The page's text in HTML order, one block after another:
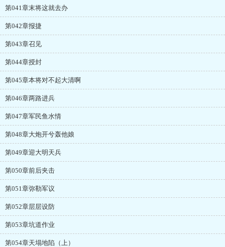
第041章末将这就去办
第042章报捷
第043章召见
第044章授封
第045章本将对不起大清啊
第046章两路进兵
第047章军民鱼水情
第048章大炮开兮轰他娘
第049章迎大明天兵
第050章前后夹击
第051章弥勒军议
第052章层层设防
第053章坑道作业
第054章天塌地陷（上）